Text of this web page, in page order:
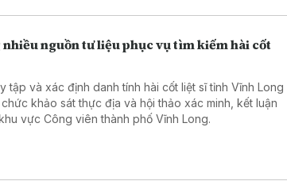
nguồn tư liệu phục vụ tìm kiếm hài cốt
tập và xác định danh tính hài cốt liệt sĩ tỉnh Vĩnh Long
khảo sát thực địa và hội thảo xác minh, kết luận
vực Công viên thành phố Vĩnh Long.